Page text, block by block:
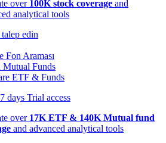
over 100K stock coverage and
analytical tools
edin
Fon Araması
Mutual Funds
ETF & Funds
7 days Trial access
over 17K ETF & 140K Mutual fund
and advanced analytical tools